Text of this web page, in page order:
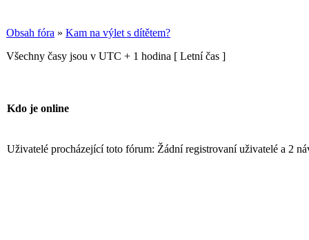
Obsah fóra » Kam na výlet s dítětem?
Všechny časy jsou v UTC + 1 hodina [ Letní čas ]
Kdo je online
Uživatelé procházející toto fórum: Žádní registrovaní uživatelé a 2